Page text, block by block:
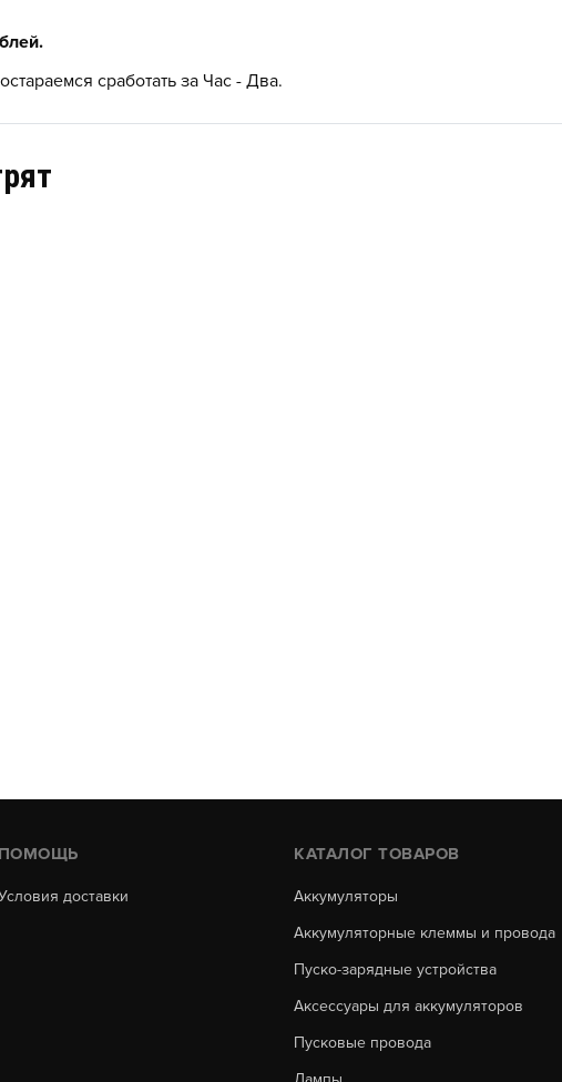
сработать за Час - Два.
ПОМОЩЬ
доставки
КАТАЛОГ ТОВАРОВ
Аккумуляторы
Аккумуляторные клеммы и провода
Пуско-зарядные устройства
Аксессуары для аккумуляторов
Пусковые провода